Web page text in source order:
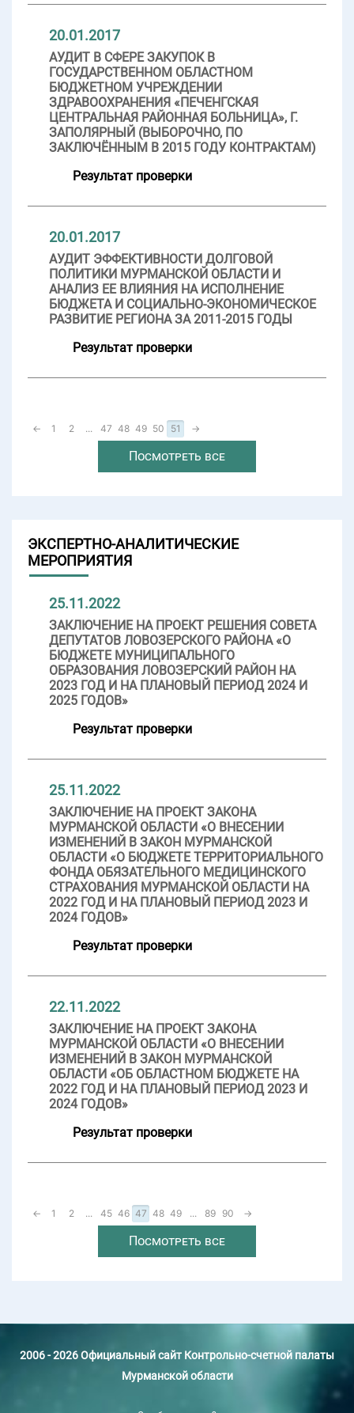
20.01.2017
АУДИТ В СФЕРЕ ЗАКУПОК В
ГОСУДАРСТВЕННОМ ОБЛАСТНОМ
БЮДЖЕТНОМ УЧРЕЖДЕНИИ
ЗДРАВООХРАНЕНИЯ «ПЕЧЕНГСКАЯ
ЦЕНТРАЛЬНАЯ РАЙОННАЯ БОЛЬНИЦА», Г.
ЗАПОЛЯРНЫЙ (ВЫБОРОЧНО, ПО
ЗАКЛЮЧЁННЫМ В 2015 ГОДУ КОНТРАКТАМ)
Результат проверки
20.01.2017
АУДИТ ЭФФЕКТИВНОСТИ ДОЛГОВОЙ
ПОЛИТИКИ МУРМАНСКОЙ ОБЛАСТИ И
АНАЛИЗ ЕЕ ВЛИЯНИЯ НА ИСПОЛНЕНИЕ
БЮДЖЕТА И СОЦИАЛЬНО-ЭКОНОМИЧЕСКОЕ
РАЗВИТИЕ РЕГИОНА ЗА 2011-2015 ГОДЫ
Результат проверки
← 1 2 ... 47 48 49 50 51 →
Посмотреть все
ЭКСПЕРТНО-АНАЛИТИЧЕСКИЕ
МЕРОПРИЯТИЯ
25.11.2022
ЗАКЛЮЧЕНИЕ НА ПРОЕКТ РЕШЕНИЯ СОВЕТА
ДЕПУТАТОВ ЛОВОЗЕРСКОГО РАЙОНА «О
БЮДЖЕТЕ МУНИЦИПАЛЬНОГО
ОБРАЗОВАНИЯ ЛОВОЗЕРСКИЙ РАЙОН НА
2023 ГОД И НА ПЛАНОВЫЙ ПЕРИОД 2024 И
2025 ГОДОВ»
Результат проверки
25.11.2022
ЗАКЛЮЧЕНИЕ НА ПРОЕКТ ЗАКОНА
МУРМАНСКОЙ ОБЛАСТИ «О ВНЕСЕНИИ
ИЗМЕНЕНИЙ В ЗАКОН МУРМАНСКОЙ
ОБЛАСТИ «О БЮДЖЕТЕ ТЕРРИТОРИАЛЬНОГО
ФОНДА ОБЯЗАТЕЛЬНОГО МЕДИЦИНСКОГО
СТРАХОВАНИЯ МУРМАНСКОЙ ОБЛАСТИ НА
2022 ГОД И НА ПЛАНОВЫЙ ПЕРИОД 2023 И
2024 ГОДОВ»
Результат проверки
22.11.2022
ЗАКЛЮЧЕНИЕ НА ПРОЕКТ ЗАКОНА
МУРМАНСКОЙ ОБЛАСТИ «О ВНЕСЕНИИ
ИЗМЕНЕНИЙ В ЗАКОН МУРМАНСКОЙ
ОБЛАСТИ «ОБ ОБЛАСТНОМ БЮДЖЕТЕ НА
2022 ГОД И НА ПЛАНОВЫЙ ПЕРИОД 2023 И
2024 ГОДОВ»
Результат проверки
← 1 2 ... 45 46 47 48 49 ... 89 90 →
Посмотреть все
2006 - 2026 Официальный сайт Контрольно-счетной палаты
Мурманской области